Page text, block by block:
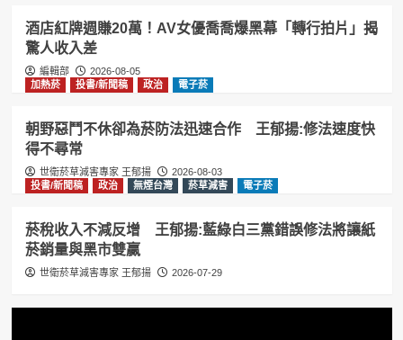
酒店紅牌週賺20萬！AV女優喬喬爆黑幕「轉行拍片」揭
驚人收入差
編輯部
2026-08-05
加熱菸
投書/新聞稿 政治 電子菸
朝野惡鬥不休卻為菸防法迅速合作 王郁揚:修法速度快
得不尋常
世衛菸草減害專家 王郁揚
2026-08-03
投書/新聞稿
政治 無煙台灣 菸草減害 電子菸
菸稅收入不減反增 王郁揚:藍綠白三黨錯誤修法將讓紙
菸銷量與黑市雙贏
世衛菸草減害專家 王郁揚 2026-07-29